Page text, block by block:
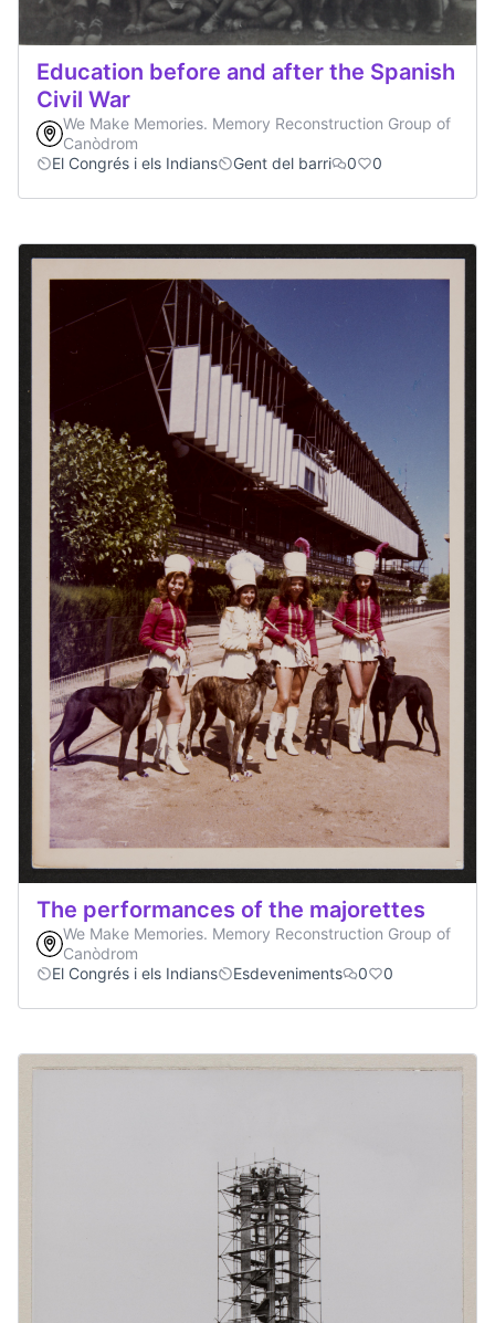
Education before and after the Spanish
Civil War
We Make Memories. Memory Reconstruction Group of
Canòdrom
El Congrés i els Indians
Gent del barri 0 0
The performances of the majorettes
We Make Memories. Memory Reconstruction Group of
Canòdrom
El Congrés i els Indians
Esdeveniments 0 0